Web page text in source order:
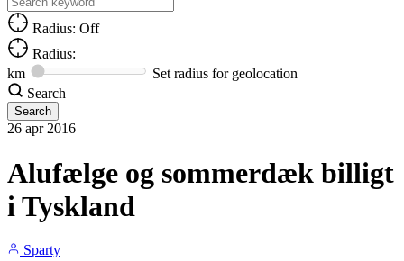
Radius: Off
Radius:
km
Set radius for geolocation
Search
26 apr2016
Alufælge og sommerdæk billigt
i Tyskland
Sparty